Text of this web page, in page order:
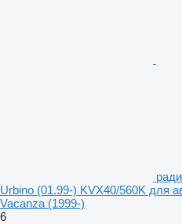
Urbino (01.99-) KVX40/560K для
Vacanza (1999-)
6